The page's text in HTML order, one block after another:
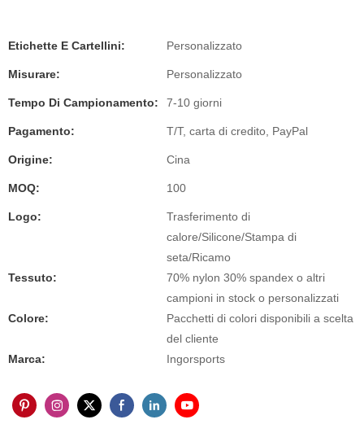
Etichette E Cartellini: Personalizzato
Misurare: Personalizzato
Tempo Di Campionamento: 7-10 giorni
Pagamento: T/T, carta di credito, PayPal
Origine: Cina
MOQ: 100
Logo:
Trasferimento di
calore/Silicone/Stampa di
seta/Ricamo
Tessuto:
70% nylon 30% spandex o altri
campioni in stock o personalizzati
Colore:
Pacchetti di colori disponibili a scelta
del cliente
Marca:
Ingorsports